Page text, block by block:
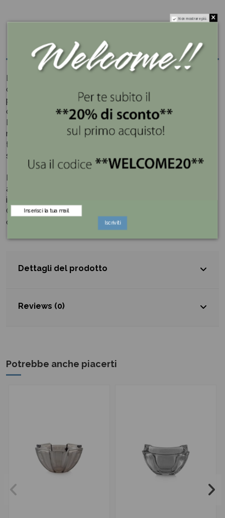
Descrizione
contenitore per caramelle donando alla casa un tocco in
più. Oggetto esclusivo in cristallo fumè nero, emblema
del made in Italy.
La purezza del cristallo incontra l’eleganza delle forme
nell’esclusiva linea Artica, dando vita ad oggetti senza
tempo dalla bellezza indiscussa, raffinati, capaci di
splendere di luce propria e dare vita a momenti preziosi.
alla filosofia intrinseca: emozionare con creazioni Made
in Italy.
Creatività, design, emozione: la storia di Emò Italia vibra
d'inventiva.
Dettagli del prodotto
Reviews (0)
Potrebbe anche piacerti
Non mostrare più.
Iscriviti